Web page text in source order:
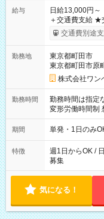
給与
日給13,000円～
＋交通費支給 ★交通費全額支給！ ┗案件により規定あり ★日払
いOK！（規定
ンビニATMから 日
交通費別途
勤務地
東京都町田市
東京都町田市原
株式会社ワン
勤務時間
勤務時間は指定
変形労働時間制 想定労働
～21：00
期間 単発・1日のみ
特徴
週1日からOK /
募集
気になる！